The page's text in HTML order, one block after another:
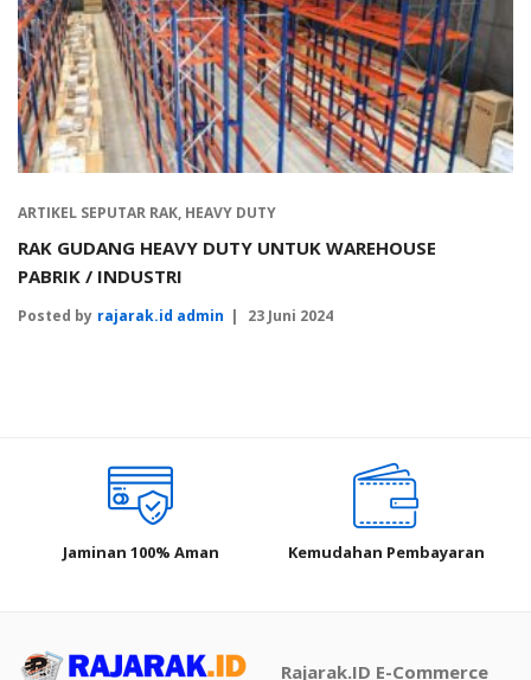
ARTIKEL SEPUTAR RAK, HEAVY DUTY
RAK GUDANG HEAVY DUTY UNTUK WAREHOUSE
PABRIK / INDUSTRI
Posted by rajarak.id admin 23 Juni 2024
Jaminan 100% Aman Kemudahan Pembayaran
Rajarak.ID E-Commerce